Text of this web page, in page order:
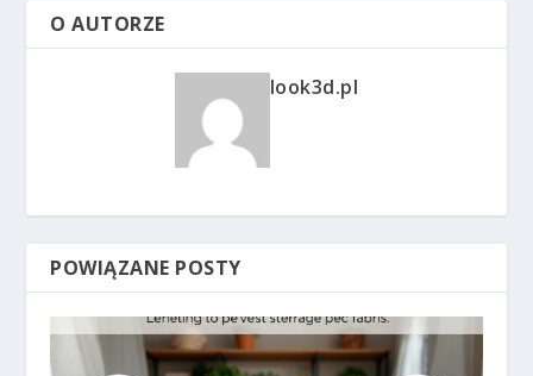
O AUTORZE
look3d.pl
POWIĄZANE POSTY